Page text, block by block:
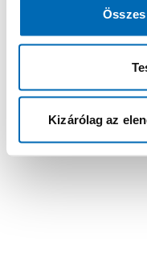
Kizárólag az